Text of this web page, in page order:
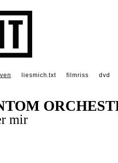
liesmich.txt filmriss dvd
mir